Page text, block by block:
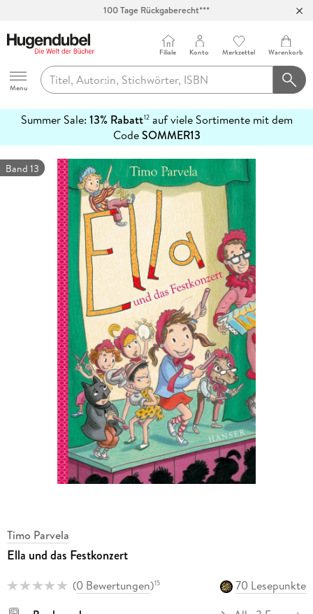
100 Tage Rückgaberecht***
Hugendubel
Menu
Filiale Konto Merkzettel Warenkorb
Summer Sale: 13% Rabatt12auf viele Sortimente mit dem
CodeSOMMER13
erfahren
Band 13
Timo Parvela
Ella und das Festkonzert
(0 Bewertungen)15
70 Lesepunkte